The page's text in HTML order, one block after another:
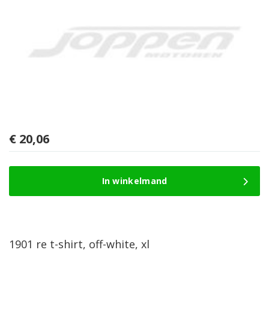
€ 20,06
In winkelmand
1901 re t-shirt, off-white, xl